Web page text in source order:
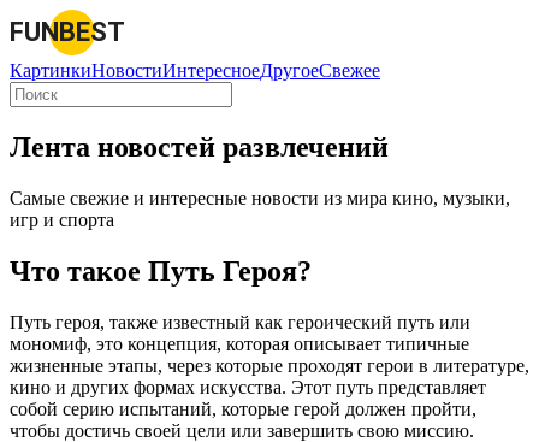
FUNBEST
КартинкиНовостиИнтересноеДругоеСвежее
Лента новостей развлечений
Самые свежие и интересные новости из мира кино, музыки,
игр и спорта
Что такое Путь Героя?
Путь героя, также известный как героический путь или
мономиф, это концепция, которая описывает типичные
жизненные этапы, через которые проходят герои в литературе,
кино и других формах искусства. Этот путь представляет
собой серию испытаний, которые герой должен пройти,
чтобы достичь своей цели или завершить свою миссию.